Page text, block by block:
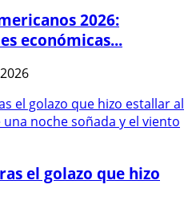
2026:
económicas...
el golazo que hizo